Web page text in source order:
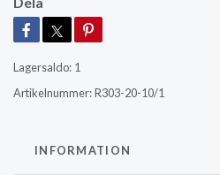
Lagersaldo: 1
Artikelnummer:R303-20-10/1
INFORMATION